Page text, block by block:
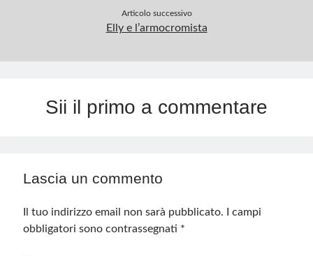
Articolo successivo
Elly e l’armocromista
Sii il primo a commentare
Lascia un commento
Il tuo indirizzo email non sarà pubblicato.
I campi
obbligatori sono contrassegnati *